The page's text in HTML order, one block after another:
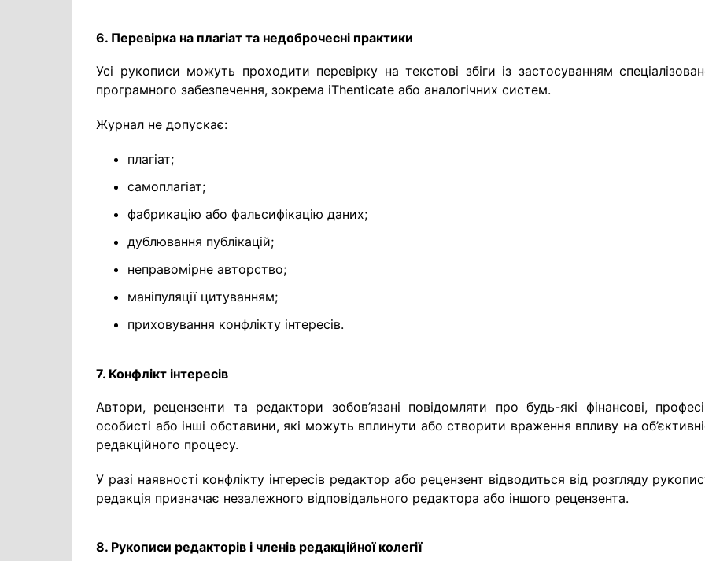
6. Перевірка на плагіат та недоброчесні практики
Усі рукописи можуть проходити перевірку на текстові збіги із застосуванням
програмного забезпечення, зокрема iThenticate або аналогічних систем.
Журнал не допускає:
плагіат;
самоплагіат;
фабрикацію або фальсифікацію даних;
дублювання публікацій;
неправомірне авторство;
маніпуляції цитуванням;
приховування конфлікту інтересів.
7. Конфлікт інтересів
Автори, рецензенти та редактори зобов’язані повідомляти про будь-які фінансові,
особисті або інші обставини, які можуть вплинути або створити враження впливу на
редакційного процесу.
У разі наявності конфлікту інтересів редактор або рецензент відводиться від розгляду
редакція призначає незалежного відповідального редактора або іншого рецензента.
8. Рукописи редакторів і членів редакційної колегії